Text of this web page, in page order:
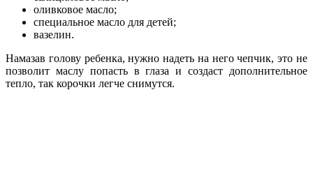
оливковое масло;
специальное масло для детей;
вазелин.
Намазав голову ребенка, нужно надеть на него чепчик, это не
позволит маслу попасть в глаза и создаст дополнительное
тепло, так корочки легче снимутся.